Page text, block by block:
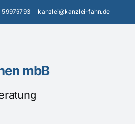
59976793 kanzlei@kanzlei-fahn.de
mbB